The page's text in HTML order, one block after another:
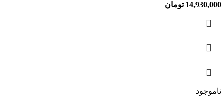
14,930,000 تومان
ناموجود